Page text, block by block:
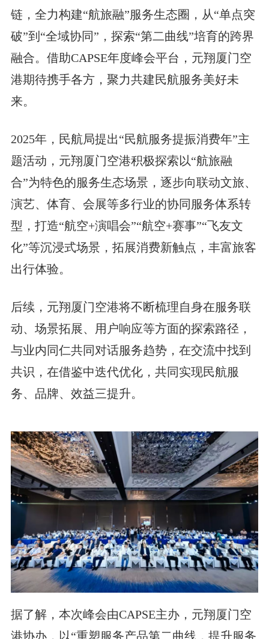
链，全力构建“航旅融”服务生态圈，从“单点突
破”到“全域协同”，探索“第二曲线”培育的跨界
融合。借助CAPSE年度峰会平台，元翔厦门空
港期待携手各方，聚力共建民航服务美好未
来。
2025年，民航局提出“民航服务提振消费年”主
题活动，元翔厦门空港积极探索以“航旅融
合”为特色的服务生态场景，逐步向联动文旅、
演艺、体育、会展等多行业的协同服务体系转
型，打造“航空+演唱会”“航空+赛事”“飞友文
化”等沉浸式场景，拓展消费新触点，丰富旅客
出行体验。
后续，元翔厦门空港将不断梳理自身在服务联
动、场景拓展、用户响应等方面的探索路径，
与业内同仁共同对话服务趋势，在交流中找到
共识，在借鉴中迭代优化，共同实现民航服
务、品牌、效益三提升。
据了解，本次峰会由CAPSE主办，元翔厦门空
港协办，以“重塑服务产品第二曲线，提升服务